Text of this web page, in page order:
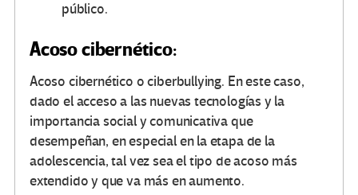
público.
Acoso cibernético:
Acoso cibernético o ciberbullying. En este caso,
dado el acceso a las nuevas tecnologías y la
importancia social y comunicativa que
desempeñan, en especial en la etapa de la
adolescencia, tal vez sea el tipo de acoso más
extendido y que va más en aumento.